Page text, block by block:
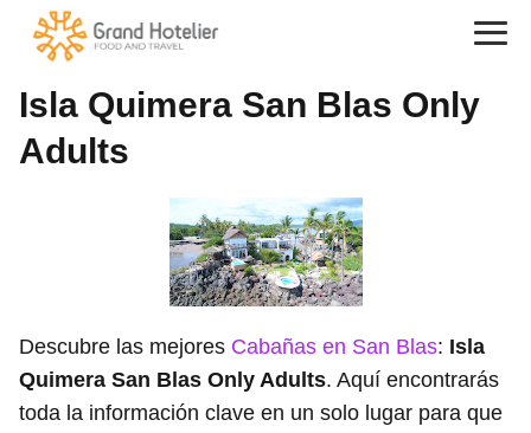
Isla Quimera San Blas Only
Adults
Descubre las mejores Cabañas en San Blas: Isla
Quimera San Blas Only Adults. Aquí encontrarás
toda la información clave en un solo lugar para que